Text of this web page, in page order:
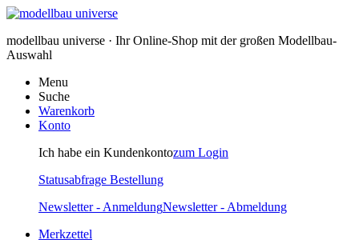
modellbau universe · Ihr Online-Shop mit der großen Modellbau-
Auswahl
Menu
Suche
Warenkorb
Konto
Ich habe ein Kundenkontozum Login
Statusabfrage Bestellung
Newsletter - AnmeldungNewsletter - Abmeldung
Merkzettel